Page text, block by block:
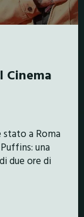
Cinema
a Roma
una
due ore di